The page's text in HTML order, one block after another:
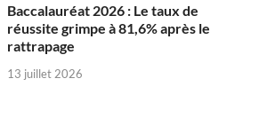
Baccalauréat 2026 : Le taux de
réussite grimpe à 81,6% après le
rattrapage
13 juillet 2026